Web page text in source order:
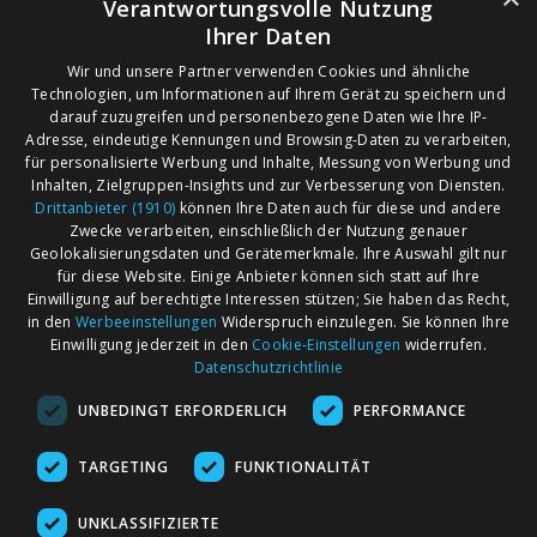
AGB
Impressum
Kontakt
Märkte nach Bundesländern
Märkte nach PLZ
Märkte nach Umkreis
Flohmarkt
Verantwortungsvolle Nutzung
Ihrer Daten
Wir und unsere Partner verwenden Cookies und ähnliche
Technologien, um Informationen auf Ihrem Gerät zu speichern und
darauf zuzugreifen und personenbezogene Daten wie Ihre IP-
Adresse, eindeutige Kennungen und Browsing-Daten zu verarbeiten,
für personalisierte Werbung und Inhalte, Messung von Werbung und
Inhalten, Zielgruppen-Insights und zur Verbesserung von Diensten.
Drittanbieter (1910) können Ihre Daten auch für diese und andere
Zwecke verarbeiten, einschließlich der Nutzung genauer
Geolokalisierungsdaten und Gerätemerkmale. Ihre Auswahl gilt nur
für diese Website. Einige Anbieter können sich statt auf Ihre
Einwilligung auf berechtigte Interessen stützen; Sie haben das Recht,
in den Werbeeinstellungen Widerspruch einzulegen. Sie können Ihre
Einwilligung jederzeit in den Cookie-Einstellungen widerrufen.
Datenschutzrichtlinie
UNBEDINGT ERFORDERLICH PERFORMANCE
TARGETING FUNKTIONALITÄT
UNKLASSIFIZIERTE